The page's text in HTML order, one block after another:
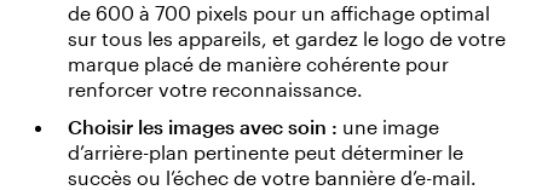
de 600 à 700 pixels pour un affichage optimal
sur tous les appareils, et gardez le logo de votre
marque placé de manière cohérente pour
renforcer votre reconnaissance.
Choisir les images avec soin : une image
d’arrière-plan pertinente peut déterminer le
succès ou l’échec de votre bannière d’e-mail.